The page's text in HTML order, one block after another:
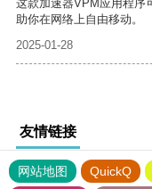
这款加速器VPM应用程序
助你在网络上自由移动。
2025-01-28
友情链接
网站地图 QuickQ